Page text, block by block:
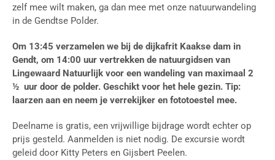
zelf mee wilt maken, ga dan mee met onze natuurwandeling
in de Gendtse Polder.
Om 13:45 verzamelen we bij de dijkafrit Kaakse dam in
Gendt, om 14:00 uur vertrekken de natuurgidsen van
Lingewaard Natuurlijk voor een wandeling van maximaal 2
½ uur door de polder. Geschikt voor het hele gezin. Tip:
laarzen aan en neem je verrekijker en fototoestel mee.
Deelname is gratis, een vrijwillige bijdrage wordt echter op
prijs gesteld. Aanmelden is niet nodig. De excursie wordt
geleid door Kitty Peters en Gijsbert Peelen.